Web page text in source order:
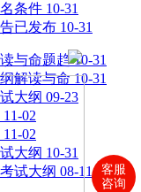
客服
咨询
条件 10-31
已发布 10-31
与命题趋10-31
解读与命10-31
大纲 09-23
11-02
11-02
大纲 10-31
试大纲 08-11